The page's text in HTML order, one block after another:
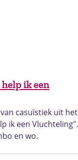
ik een
casuïstiek uit het
ik een Vluchteling".
en wo.